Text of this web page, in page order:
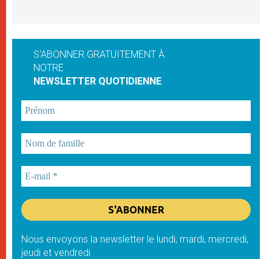
S'ABONNER GRATUITEMENT À
NOTRE
NEWSLETTER QUOTIDIENNE
Nous envoyons la newsletter le lundi, mardi, mercredi,
jeudi et vendredi